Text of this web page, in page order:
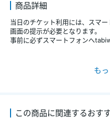
商品詳細
当日のチケット利用には、スマ
画面の提示が必要となります。
事前に必ずスマートフォンへ
この商品に関連するおす